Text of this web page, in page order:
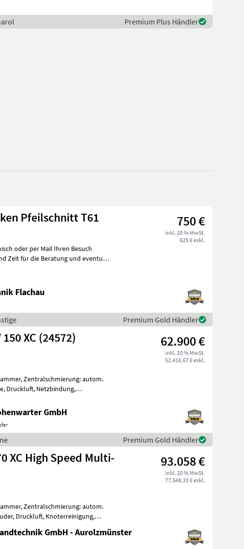
Premium Plus Händler
Pfeilschnitt T61 750 €
inkl. 20 % MwSt.
625 € exkl.
Flachau
Premium Gold Händler
XC (24572) 62.900 €
inkl. 20 % MwSt.
52.416,67 € exkl.
Zentralschmierung: autom.
Druckluft, Netzbindung,
GmbH
Premium Gold Händler
XC High Speed Multi-
93.058 €
inkl. 20 % MwSt.
77.548,33 € exkl.
Zentralschmierung: autom.
Druckluft, Knoterreinigung,
GmbH - Aurolzmünster